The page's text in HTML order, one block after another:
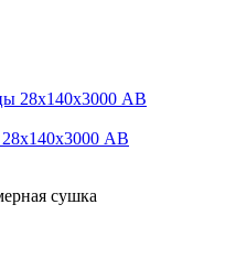
AB
сушка